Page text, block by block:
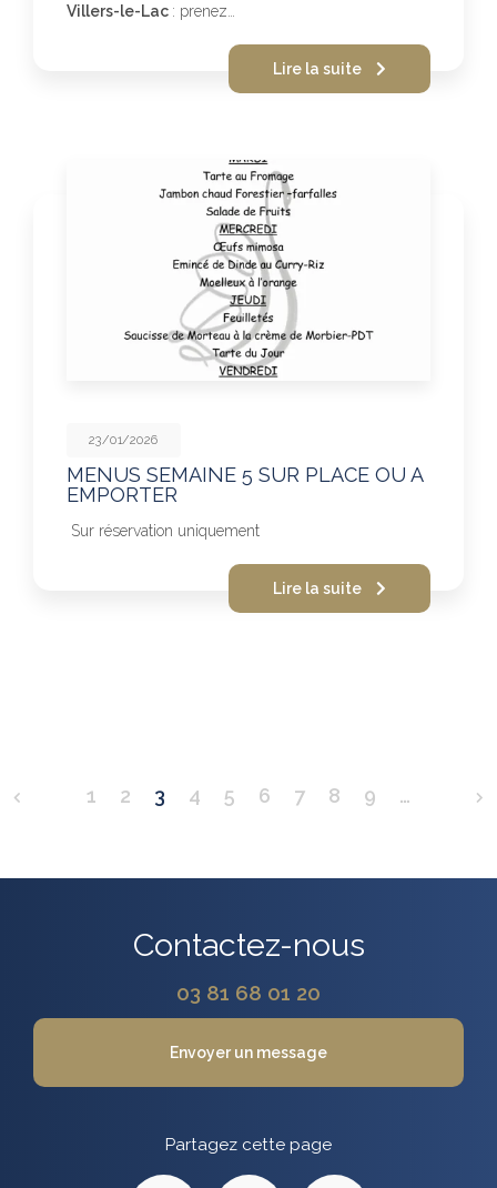
Villers-le-Lac : prenez…
Lire la suite
23/01/2026
MENUS SEMAINE 5 SUR PLACE OU A
EMPORTER
Sur réservation uniquement
Lire la suite
1 2 3 4 5 6 7 8 9 …
Contactez-nous
03 81 68 01 20
Envoyer un message
Partagez cette page
Facebook